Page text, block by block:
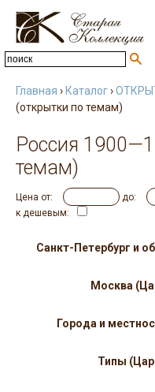
Главная › Каталог›
(открытки по темам)
Россия
темам)
Цена от: до:
к дешевым:
Санкт-Петербург и
Москва
Города и
Типы